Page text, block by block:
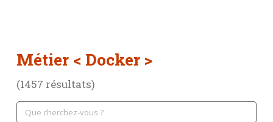
Métier < Docker >
(1457 résultats)